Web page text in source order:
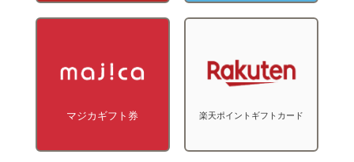
マジカギフト券 楽天ポイントギフトカード